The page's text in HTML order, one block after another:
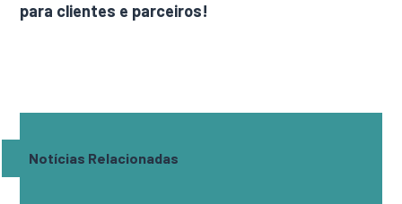
para clientes e parceiros!
Notícias Relacionadas